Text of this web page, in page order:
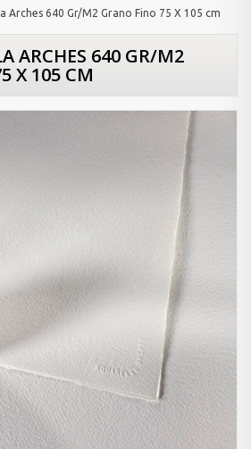
Arches 640 Gr/M2 Grano Fino 75 X 105 cm
ARCHES 640 GR/M2
X 105 CM